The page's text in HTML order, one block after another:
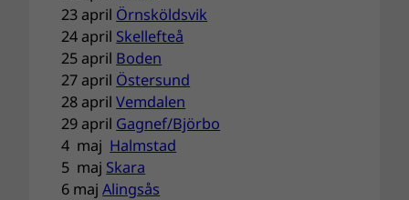
23 april Örnsköldsvik
24 april Skellefteå
25 april Boden
27 april Östersund
28 aprilVemdalen
29 april Gagnef/Björbo
4 maj Halmstad
5 maj Skara
6 majAlingsås